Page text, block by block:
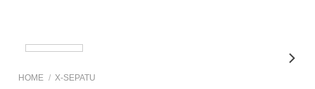
HOME / X-SEPATU